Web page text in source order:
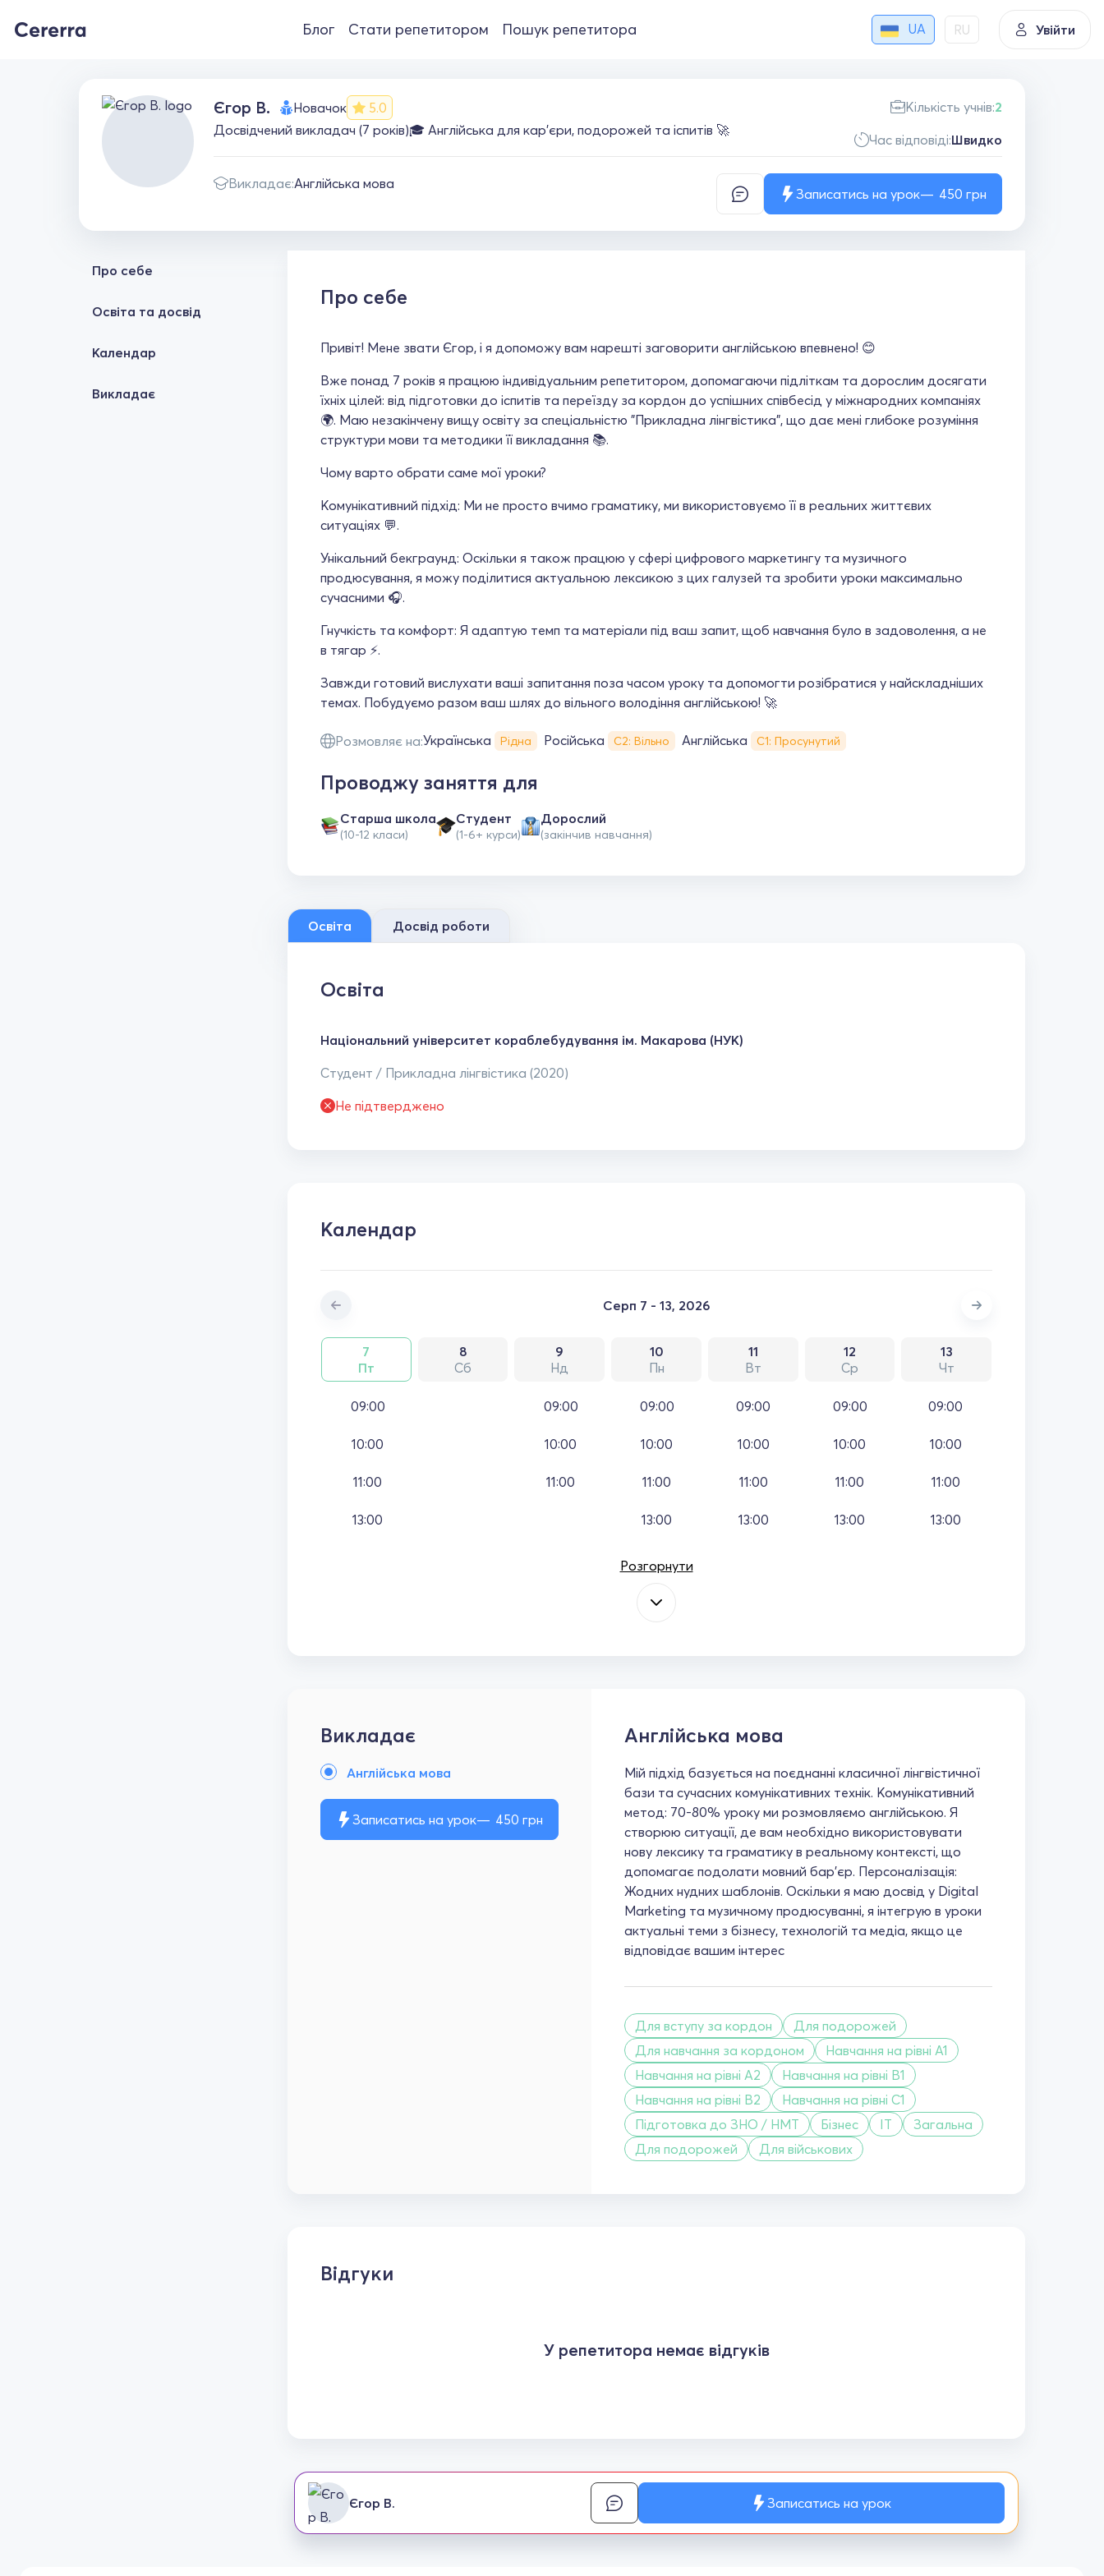
Блог Стати репетитором Пошук репетитора UA RU Увійти
Єгор В. Новачок
5.0
Досвідчений викладач (7 років)🎓 Англійська для кар'єри, подорожей та іспитів 🚀
Викладає:Англійська мова
Кількість учнів:2
Час відповіді:Швидко
Записатись на урок 450 грн
Про себе
Освіта та досвід
Календар
Викладає
Про себе
Привіт! Мене звати Єгор, і я допоможу вам нарешті заговорити англійською впевнено! 😊
Вже понад 7 років я працюю індивідуальним репетитором, допомагаючи підліткам та дорослим досягати
їхніх цілей: від підготовки до іспитів та переїзду за кордон до успішних співбесід у міжнародних компаніях
🌍. Маю незакінчену вищу освіту за спеціальністю "Прикладна лінгвістика", що дає мені глибоке розуміння
структури мови та методики її викладання 📚.
Чому варто обрати саме мої уроки?
Комунікативний підхід: Ми не просто вчимо граматику, ми використовуємо її в реальних життєвих
ситуаціях 💬.
Унікальний бекграунд: Оскільки я також працюю у сфері цифрового маркетингу та музичного
продюсування, я можу поділитися актуальною лексикою з цих галузей та зробити уроки максимально
сучасними 🎧.
Гнучкість та комфорт: Я адаптую темп та матеріали під ваш запит, щоб навчання було в задоволення, а не
в тягар ⚡.
Завжди готовий вислухати ваші запитання поза часом уроку та допомогти розібратися у найскладніших
темах. Побудуємо разом ваш шлях до вільного володіння англійською! 🚀
Розмовляє на:Українська Рідна Російська С2: Вільно Англійська С1: Просунутий
Проводжу заняття для
Старша школа
(10-12 класи)
Студент
(1-6+ курси)
Дорослий
(закінчив навчання)
Освіта Досвід роботи
Освіта
Національний університет кораблебудування ім. Макарова (НУК)
Студент / Прикладна лінгвістика (2020)
Не підтверджено
Календар
Серп 7 - 13, 2026
7
Пт
8
Сб
9
Нд
10
Пн
11
Вт
12
Ср
13
Чт
09:00
10:00
11:00
13:00
09:00
10:00
11:00
09:00
10:00
11:00
13:00
09:00
10:00
11:00
13:00
09:00
10:00
11:00
13:00
09:00
10:00
11:00
13:00
Розгорнути
Викладає
Англійська мова
Записатись на урок 450 грн
Англійська мова
Мій підхід базується на поєднанні класичної лінгвістичної
бази та сучасних комунікативних технік. Комунікативний
метод: 70-80% уроку ми розмовляємо англійською. Я
створюю ситуації, де вам необхідно використовувати
нову лексику та граматику в реальному контексті, що
допомагає подолати мовний бар'єр. Персоналізація:
Жодних нудних шаблонів. Оскільки я маю досвід у Digital
Marketing та музичному продюсуванні, я інтегрую в уроки
актуальні теми з бізнесу, технологій та медіа, якщо це
відповідає вашим інтерес
Для вступу за кордон
Для подорожей
Для навчання за кордоном
Навчання на рівні A1
Навчання на рівні A2
Навчання на рівні B1
Навчання на рівні B2
Навчання на рівні C1
Підготовка до ЗНО / НМТ
Бізнес IT
Загальна
Для подорожей
Для військових
Відгуки
У репетитора немає відгуків
Єгор В. Записатись на урок